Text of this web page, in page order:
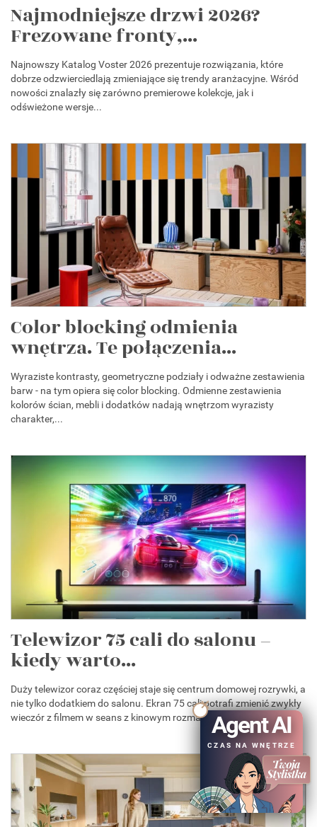
Najmodniejsze drzwi 2026?
Frezowane fronty,...
Najnowszy Katalog Voster 2026 prezentuje rozwiązania, które
dobrze odzwierciedlają zmieniające się trendy aranżacyjne. Wśród
nowości znalazły się zarówno premierowe kolekcje, jak i
odświeżone wersje...
Color blocking odmienia
wnętrza. Te połączenia...
Wyraziste kontrasty, geometryczne podziały i odważne zestawienia
barw - na tym opiera się color blocking. Odmienne zestawienia
kolorów ścian, mebli i dodatków nadają wnętrzom wyrazisty
charakter,...
Telewizor 75 cali do salonu –
kiedy warto...
Duży telewizor coraz częściej staje się centrum domowej rozrywki, a
nie tylko dodatkiem do salonu. Ekran 75 cali potrafi zmienić zwykły
wieczór z filmem w seans z kinowym rozmachem, lepiej pokazuje...
Agent AI
CZAS NA WNĘTRZE